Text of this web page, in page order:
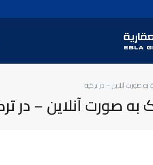
صورت آنلاین – در ترکیه
به صورت آنلاین – در